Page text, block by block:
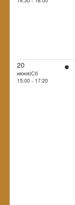
20
июня|Сб
15:00 - 17:20